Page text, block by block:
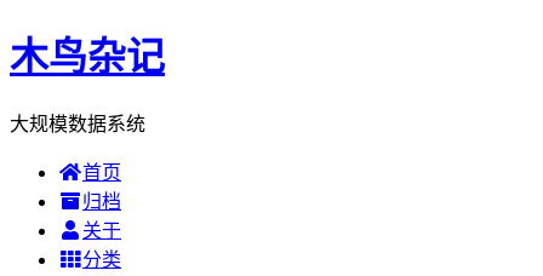
木鸟杂记
大规模数据系统
首页
归档
关于
分类